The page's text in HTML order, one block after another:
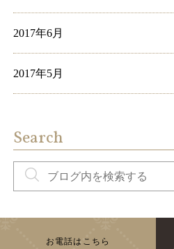
2017年6月
2017年5月
Search
お電話はこちら